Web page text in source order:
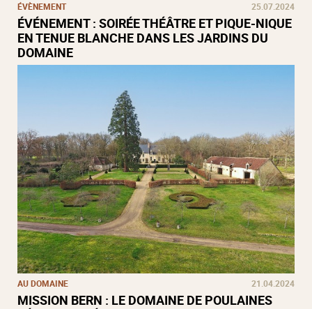
ÉVÈNEMENT 25.07.2024
ÉVÉNEMENT : SOIRÉE THÉÂTRE ET PIQUE-NIQUE
EN TENUE BLANCHE DANS LES JARDINS DU
DOMAINE
AU DOMAINE 21.04.2024
MISSION BERN : LE DOMAINE DE POULAINES